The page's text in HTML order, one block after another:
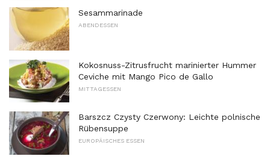
Sesammarinade
ABENDESSEN
Kokosnuss-Zitrusfrucht marinierter Hummer
Ceviche mit Mango Pico de Gallo
MITTAGESSEN
Barszcz Czysty Czerwony: Leichte polnische
Rübensuppe
EUROPÄISCHES ESSEN